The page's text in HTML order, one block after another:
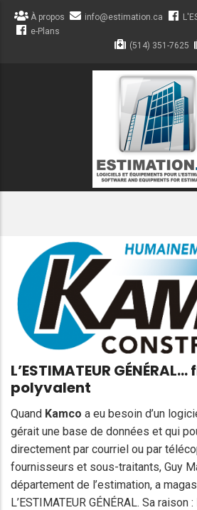
Aller
À propos info@estimation.ca
e-Plans
(514) 351-7625
L’ESTIMATEUR
polyvalent
Quand Kamco a eu besoin d’un
gérait une base de données et qui
directement par courriel ou par
fournisseurs et sous-traitants, Guy
département de l’estimation, a
L’ESTIMATEUR GÉNÉRAL. Sa